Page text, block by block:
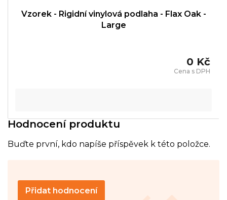
Vzorek - Rigidní vinylová podlaha - Flax Oak -
Large
0 Kč
Hodnocení produktu
Buďte první, kdo napíše příspěvek k této položce.
Přidat hodnocení